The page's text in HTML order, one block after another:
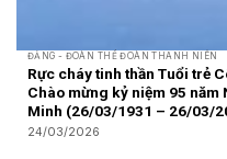
ĐẢNG - ĐOÀN THỂ ĐOÀN THANH NIÊN
Rực cháy tinh thần Tuổi trẻ
Chào mừng kỷ niệm 95 năm
Minh (26/03/1931 – 26/03/
24/03/2026